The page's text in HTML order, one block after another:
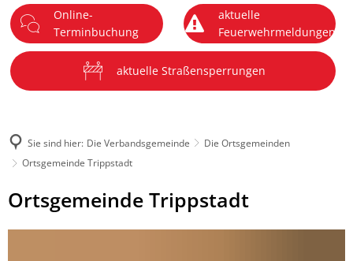
Menü
Online-
Terminbuchung
aktuelle
Feuerwehrmeldungen
aktuelle Straßensperrungen
Sie sind hier: Die Verbandsgemeinde
Die Ortsgemeinden
Ortsgemeinde Trippstadt
Ortsgemeinde
Trippstadt
Ortsgemeinde Trippstadt